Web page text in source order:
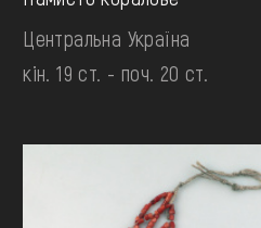
Центральна Україна
кін. 19 ст. - поч. 20 ст.